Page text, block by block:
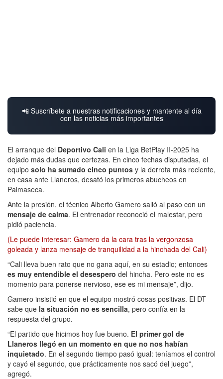
📲 Suscríbete a nuestras notificaciones y mantente al día
con las noticias más importantes
El arranque del Deportivo Cali en la Liga BetPlay II-2025 ha
dejado más dudas que certezas. En cinco fechas disputadas, el
equipo solo ha sumado cinco puntos y la derrota más reciente,
en casa ante Llaneros, desató los primeros abucheos en
Palmaseca.
Ante la presión, el técnico Alberto Gamero salió al paso con un
mensaje de calma. El entrenador reconoció el malestar, pero
pidió paciencia.
(Le puede interesar: Gamero da la cara tras la vergonzosa
goleada y lanza mensaje de tranquilidad a la hinchada del Cali)
“Cali lleva buen rato que no gana aquí, en su estadio; entonces
es muy entendible el desespero del hincha. Pero este no es
momento para ponerse nervioso, ese es mi mensaje”, dijo.
Gamero insistió en que el equipo mostró cosas positivas. El DT
sabe que la situación no es sencilla, pero confía en la
respuesta del grupo.
“El partido que hicimos hoy fue bueno. El primer gol de
Llaneros llegó en un momento en que no nos habían
inquietado. En el segundo tiempo pasó igual: teníamos el control
y cayó el segundo, que prácticamente nos sacó del juego”,
agregó.